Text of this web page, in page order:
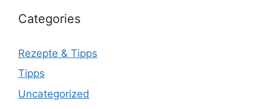
Categories
Rezepte & Tipps
Tipps
Uncategorized